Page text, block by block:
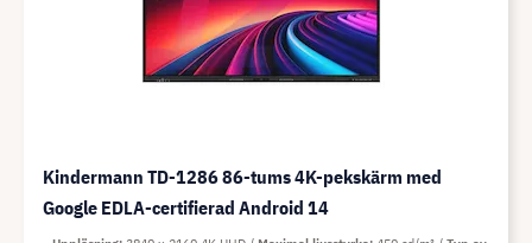
Kindermann TD-1286 86-tums 4K-pekskärm med
Google EDLA-certifierad Android 14